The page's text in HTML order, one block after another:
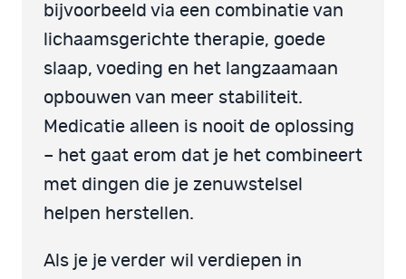
bijvoorbeeld via een combinatie van
lichaamsgerichte therapie, goede
slaap, voeding en het langzaamaan
opbouwen van meer stabiliteit.
Medicatie alleen is nooit de oplossing
– het gaat erom dat je het combineert
met dingen die je zenuwstelsel
helpen herstellen.
Als je je verder wil verdiepen in